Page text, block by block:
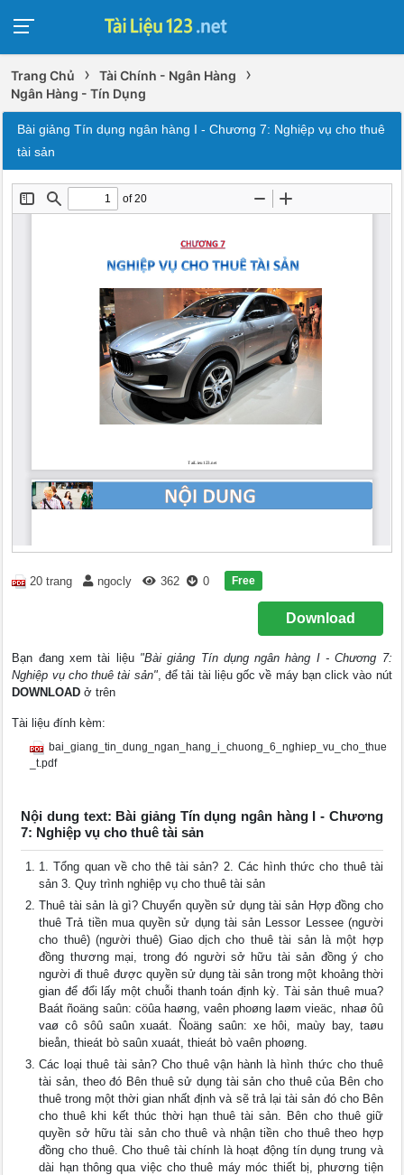
Trang Chủ › Tài Chính - Ngân Hàng ›
Ngân Hàng - Tín Dụng
Bài giảng Tín dụng ngân hàng I - Chương 7: Nghiệp vụ cho thuê
tài sản
20 trang ngocly 362 0 Free
Download
Bạn đang xem tài liệu "Bài giảng Tín dụng ngân hàng I - Chương 7:
Nghiệp vụ cho thuê tài sản", để tải tài liệu gốc về máy bạn click vào nút
DOWNLOAD ở trên
Tài liệu đính kèm:
bai_giang_tin_dung_ngan_hang_i_chuong_6_nghiep_vu_cho_thue
_t.pdf
Nội dung text: Bài giảng Tín dụng ngân hàng I - Chương
7: Nghiệp vụ cho thuê tài sản
1. Tổng quan về cho thê tài sản? 2. Các hình thức cho thuê tài
sản 3. Quy trình nghiệp vụ cho thuê tài sản
Thuê tài sản là gì? Chuyển quyền sử dụng tài sản Hợp đồng cho
thuê Trả tiền mua quyền sử dụng tài sản Lessor Lessee (người
cho thuê) (người thuê) Giao dịch cho thuê tài sản là một hợp
đồng thương mại, trong đó người sở hữu tài sản đồng ý cho
người đi thuê được quyền sử dụng tài sản trong một khoảng thời
gian để đổi lấy một chuỗi thanh toán định kỳ. Tài sản thuê mua?
Baát ñoäng saûn: cöûa haøng, vaên phoøng laøm vieäc, nhaø ôû
vaø cô sôû saûn xuaát. Ñoäng saûn: xe hôi, maùy bay, taøu
bieån, thieát bò saûn xuaát, thieát bò vaên phoøng.
Các loại thuê tài sản? Cho thuê vận hành là hình thức cho thuê
tài sản, theo đó Bên thuê sử dụng tài sản cho thuê của Bên cho
thuê trong một thời gian nhất định và sẽ trả lại tài sản đó cho Bên
cho thuê khi kết thúc thời hạn thuê tài sản. Bên cho thuê giữ
quyền sở hữu tài sản cho thuê và nhận tiền cho thuê theo hợp
đồng cho thuê. Cho thuê tài chính là hoạt động tín dụng trung và
dài hạn thông qua việc cho thuê máy móc thiết bị, phương tiện